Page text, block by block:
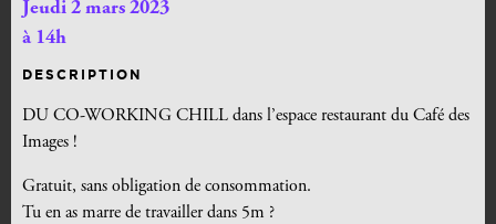
Jeudi 2 mars 2023
à 14h
DESCRIPTION
DU CO-WORKING CHILL dans l’espace restaurant du Café des
Images !
Gratuit, sans obligation de consommation.
Tu en as marre de travailler dans 5m ?